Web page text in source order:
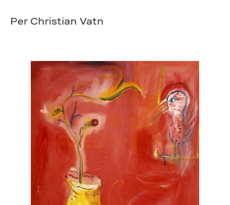
Per Christian Vatn